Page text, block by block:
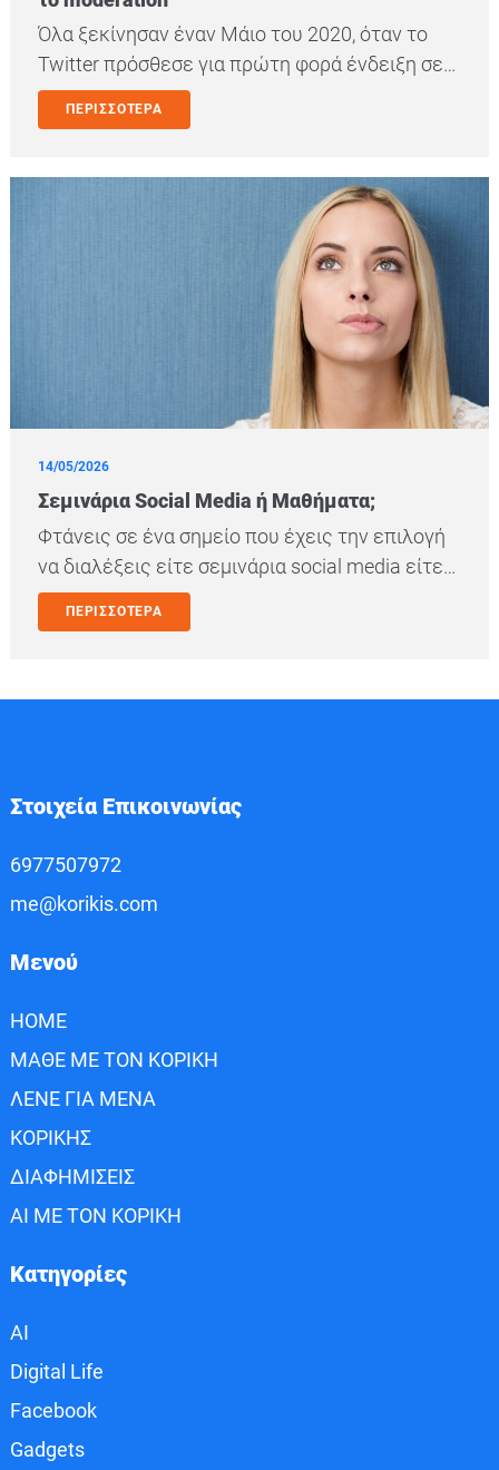
Όλα ξεκίνησαν έναν Μάιο του 2020, όταν το
Twitter πρόσθεσε για πρώτη φορά ένδειξη σε…
ΠΕΡΙΣΣΟΤΕΡΑ
14/05/2026
Σεμινάρια Social Media ή Μαθήματα;
Φτάνεις σε ένα σημείο που έχεις την επιλογή
να διαλέξεις είτε σεμινάρια social media είτε…
ΠΕΡΙΣΣΟΤΕΡΑ
Στοιχεία Επικοινωνίας
6977507972
me@korikis.com
Μενού
HOME
ΜΑΘΕ ΜΕ ΤΟΝ ΚΟΡΙΚΗ
ΛΕΝΕ ΓΙΑ ΜΕΝΑ
ΚΟΡΙΚΗΣ
ΔΙΑΦΗΜΙΣΕΙΣ
AI ΜΕ ΤΟΝ ΚΟΡΙΚΗ
Κατηγορίες
AI
Digital Life
Facebook
Gadgets